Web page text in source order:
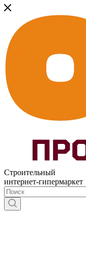
Строительный
интернет-гипермаркет